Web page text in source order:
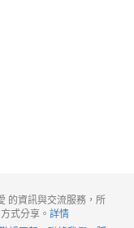
的資訊與交流服務，所
式分享。 詳情